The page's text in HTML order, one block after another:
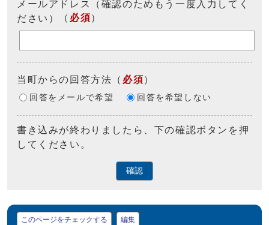
メールアドレス（確認のためもう一度入力してく
ださい）
（ 必須）
当町からの回答方法 （ 必須）
回答をメールで希望 回答を希望しない
書き込みが終わりましたら、下の確認ボタンを押
してください。
確認
マイページ
このページをチェックする 編集